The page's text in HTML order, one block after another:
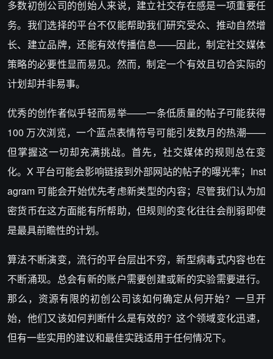
多数初创公司的创始人来说，建立社交存在感是一项重要任
务。我们选择的平台不仅能帮助我们研究受众、推动自然增
长、建立品牌，还能有效传播信息——因此，制定社交媒体
策略的必要性显而易见。然而，制定一个有效且切合实际的
计划却并非易事。
优秀的创作者似乎轻而易举——一条低质量的帖子可能获得
100 万次浏览，一个蓝点表情符号可能引发数月的热潮——
但掌握这一切却充满挑战。首先，社交媒体的规则总在变
化。X 平台可能会影响链接到外部网站的帖子的曝光率；Inst
agram 可能会开始优先考虑新类型的内容；尽管我们认为加
密货币在这方面能有所帮助，但规则的变化往往会削弱即使
是最具前瞻性的计划。
算法不断演变，流行的平台层出不穷，新型病毒式内容也在
不断涌现。总会有新的账户需要创建或新的实验需要进行。
那么，资源有限的初创公司该如何确定从何开始？一旦开
始，他们又该如何判断什么是有效的？这个领域变化迅速，
但有一些实用的建议和最佳实践适用于任何情况下。